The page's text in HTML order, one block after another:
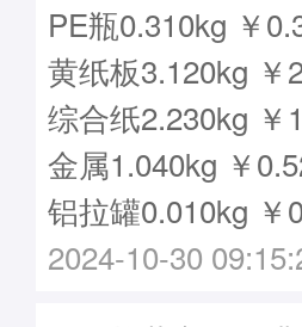
PE瓶0.310kg ￥
黄纸板3.120kg ￥
综合纸2.230kg ￥1
金属1.040kg ￥
铝拉罐0.010kg ￥
2024-10-30